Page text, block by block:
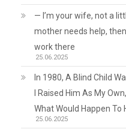
— I’m your wife, not a
mother needs help,
work there
25.06.2025
In 1980, A Blind Child
I Raised Him As My
What Would Happen To
25.06.2025